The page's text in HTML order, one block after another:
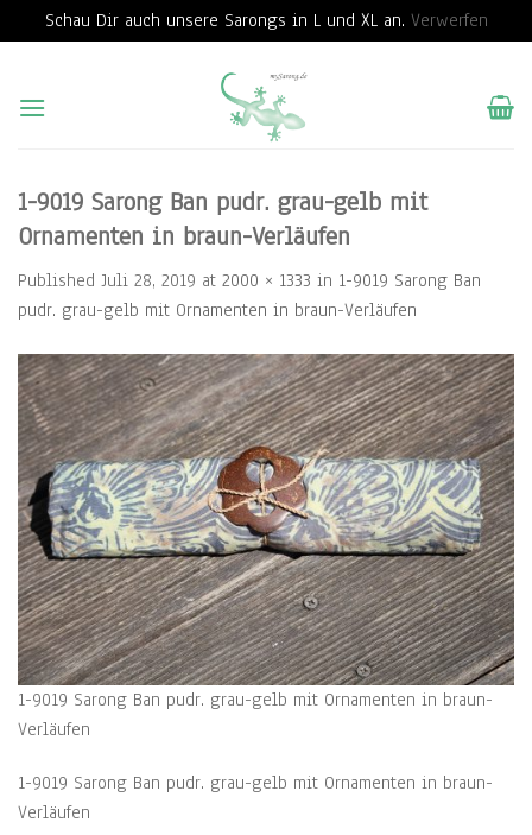
Schau Dir auch unsere Sarongs in L und XL an. Verwerfen
content
1-9019 Sarong Ban pudr. grau-gelb mit
Ornamenten in braun-Verläufen
Published Juli 28, 2019 at 2000 × 1333 in 1-9019 Sarong Ban
pudr. grau-gelb mit Ornamenten in braun-Verläufen
1-9019 Sarong Ban pudr. grau-gelb mit Ornamenten in braun-
Verläufen
1-9019 Sarong Ban pudr. grau-gelb mit Ornamenten in braun-
Verläufen